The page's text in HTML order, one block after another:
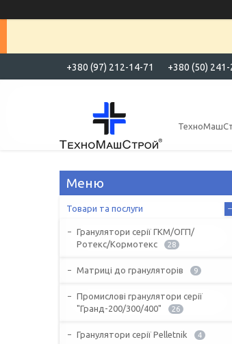
+380 (97) 212-14-71 +380 (50)
Товари та послуги
Гранулятори серії ГКМ/ОГП/
Ротекс/Кормотекс
28
Матриці до грануляторів 9
Промислові гранулятори серії
"Гранд-200/300/400"
26
Гранулятори серії Pelletnik 4